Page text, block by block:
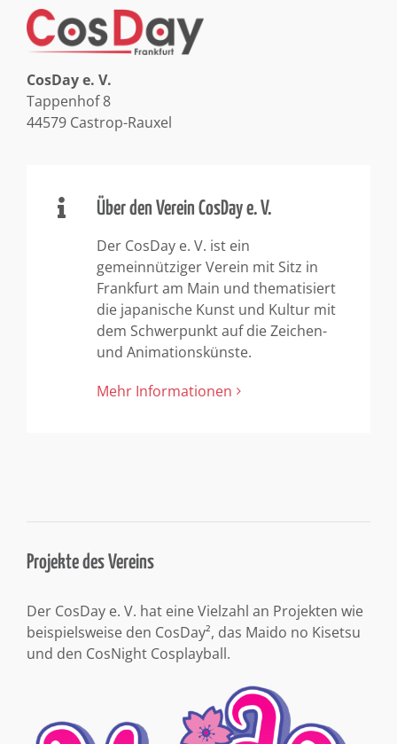
CosDay e. V.
Tappenhof 8
44579 Castrop-Rauxel
Über den Verein CosDay e. V.
Der CosDay e. V. ist ein
gemeinnütziger Verein mit Sitz in
Frankfurt am Main und thematisiert
die japanische Kunst und Kultur mit
dem Schwerpunkt auf die Zeichen-
und Animationskünste.
Mehr Informationen
Projekte des Vereins
Der CosDay e. V. hat eine Vielzahl an Projekten wie
beispielsweise den CosDay², das Maido no Kisetsu
und den CosNight Cosplayball.